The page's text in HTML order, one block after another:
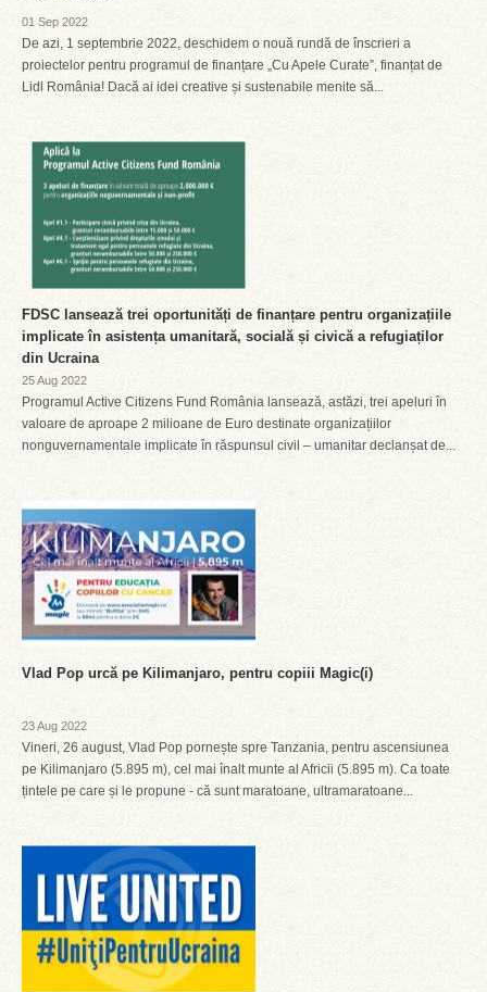
01 Sep 2022
De azi, 1 septembrie 2022, deschidem o nouă rundă de înscrieri a
proiectelor pentru programul de finanțare „Cu Apele Curate”, finanțat de
Lidl România! Dacă ai idei creative și sustenabile menite să...
FDSC lansează trei oportunități de finanțare pentru organizațiile
implicate în asistența umanitară, socială și civică a refugiaților
din Ucraina
25 Aug 2022
Programul Active Citizens Fund România lansează, astăzi, trei apeluri în
valoare de aproape 2 milioane de Euro destinate organizațiilor
nonguvernamentale implicate în răspunsul civil – umanitar declanșat de...
Vlad Pop urcă pe Kilimanjaro, pentru copiii Magic(i)
23 Aug 2022
Vineri, 26 august, Vlad Pop pornește spre Tanzania, pentru ascensiunea
pe Kilimanjaro (5.895 m), cel mai înalt munte al Africii (5.895 m). Ca toate
țintele pe care și le propune - că sunt maratoane, ultramaratoane...